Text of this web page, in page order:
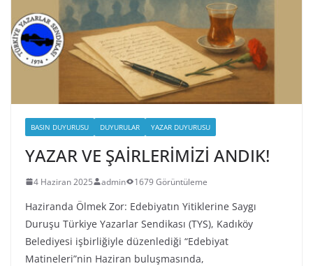
BASIN DUYURUSU DUYURULAR YAZAR DUYURUSU
YAZAR VE ŞAİRLERİMİZİ ANDIK!
4 Haziran 2025 admin 1679 Görüntüleme
Haziranda Ölmek Zor: Edebiyatın Yitiklerine Saygı
Duruşu Türkiye Yazarlar Sendikası (TYS), Kadıköy
Belediyesi işbirliğiyle düzenlediği “Edebiyat
Matineleri”nin Haziran buluşmasında,